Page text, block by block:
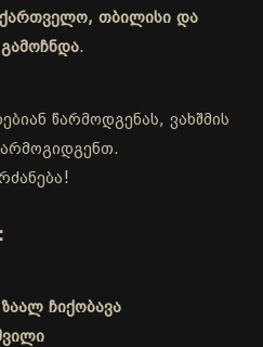
თბილისი და
.
წარმოდგენას, ვახშმის
ზაალ ჩიქობავა